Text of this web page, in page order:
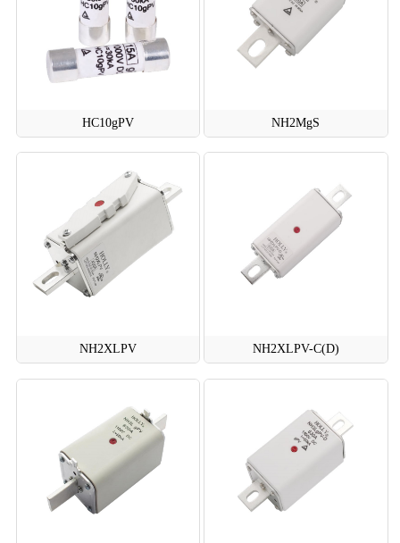
HC10gPV NH2MgS
NH2XLPV NH2XLPV-C(D)